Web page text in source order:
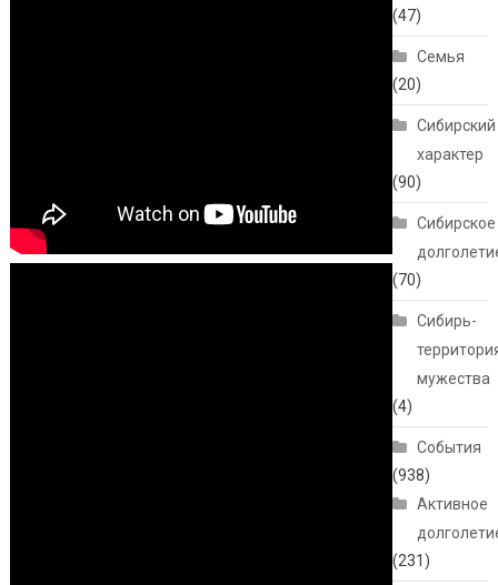
(47)
Семья
(20)
Сибирский
характер
(90)
Сибирское
(70)
Сибирь-
мужества
(4)
События
(938)
Активное
(231)